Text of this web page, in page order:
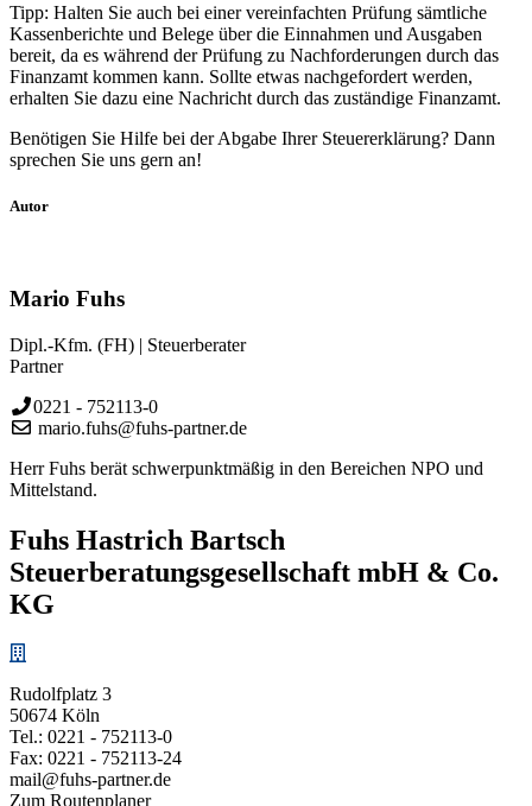
Tipp: Halten Sie auch bei einer vereinfachten Prüfung sämtliche
Kassenberichte und Belege über die Einnahmen und Ausgaben
bereit, da es während der Prüfung zu Nachforderungen durch das
Finanzamt kommen kann. Sollte etwas nachgefordert werden,
erhalten Sie dazu eine Nachricht durch das zuständige Finanzamt.
Benötigen Sie Hilfe bei der Abgabe Ihrer Steuererklärung? Dann
sprechen Sie uns gern an!
Autor
Mario Fuhs
Dipl.-Kfm. (FH) | Steuerberater
Partner
0221 - 752113-0
mario.fuhs@fuhs-partner.de
Herr Fuhs berät schwerpunktmäßig in den Bereichen NPO und
Mittelstand.
Fuhs Hastrich Bartsch
Steuerberatungs­­gesellschaft mbH & Co.
KG
Rudolfplatz 3
50674 Köln
Tel.: 0221 - 752113-0
Fax: 0221 - 752113-24
mail@fuhs-partner.de
Zum Routenplaner